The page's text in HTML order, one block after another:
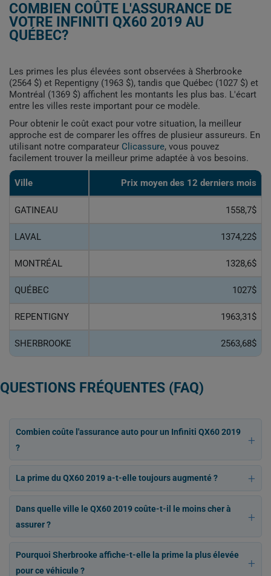
COMBIEN COÛTE L'ASSURANCE DE
VOTRE INFINITI QX60 2019 AU
QUÉBEC?
Les primes les plus élevées sont observées à Sherbrooke
(2564 $) et Repentigny (1963 $), tandis que Québec (1027 $) et
Montréal (1369 $) affichent les montants les plus bas. L'écart
entre les villes reste important pour ce modèle.
Pour obtenir le coût exact pour votre situation, la meilleur
approche est de comparer les offres de plusieur assureurs. En
utilisant notre comparateur Clicassure, vous pouvez
facilement trouver la meilleur prime adaptée à vos besoins.
Ville Prix ​​moyen des 12 derniers mois
GATINEAU 1558,7$
LAVAL 1374,22$
MONTRÉAL 1328,6$
QUÉBEC 1027$
REPENTIGNY 1963,31$
SHERBROOKE 2563,68$
QUESTIONS FRÉQUENTES (FAQ)
Combien coûte l'assurance auto pour un Infiniti QX60 2019
?
La prime du QX60 2019 a-t-elle toujours augmenté ?
Dans quelle ville le QX60 2019 coûte-t-il le moins cher à
assurer ?
Pourquoi Sherbrooke affiche-t-elle la prime la plus élevée
pour ce véhicule ?